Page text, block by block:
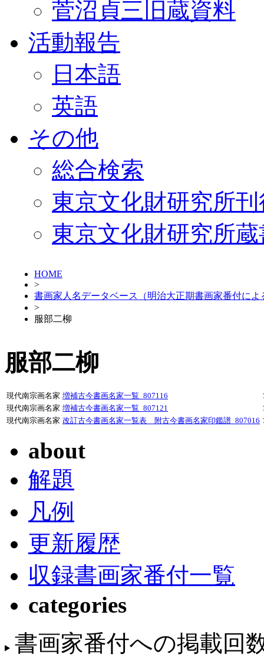
菅沼貞三旧蔵資料
活動報告
日本語
英語
その他
総合検索
東京文化財研究所
東京文化財研究所
HOME
>
書画家人名データベース（明治大正期書画家番付によ
>
服部二柳
服部二柳
現代南宗画名家 増補古今書画名家一覧_807116
現代南宗画名家 増補古今書画名家一覧_807121
現代南宗画名家 改訂古今書画名家一覧表 附古今書画名家印鑑譜_807016
about
解題
凡例
更新履歴
収録書画家番付一覧
categories
書画家番付への掲載回